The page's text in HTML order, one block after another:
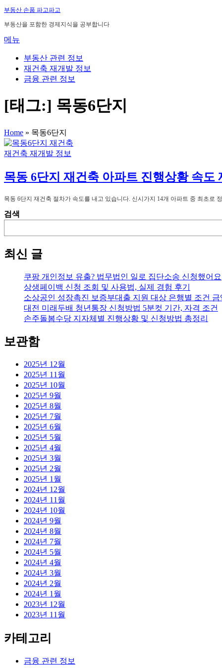
내
용
로
부동산 손품 파고파고
부동산을 포함한 경제지식을 공부합니다
메뉴
부동산 관련 정보
재건축 재개발 정보
금융 관련 정보
[태그:] 목동6단지
Home » 목동6단지
재건축 재개발 정보
목동 6단지 재건축 아파트 진행상황 속도
목동 6단지 재건축 절차가 속도를 내고 있습니다. 신시가지 14개 아파트 중 최초
검색
최신 글
쿠팡 개인정보 유출? 법무법인 일로 집단소송 신청했어요
상생페이백 신청 조회 및 사용법, 실제 경험 후기
소상공인 성장촉진 보증부대출 지원 대상 은행별 조건 금
대전 미래두배 청년통장 신청방법 5분컷 기간, 자격 조건
손주돌봄수당 지자체별 진행상황 및 신청방법 총정리
보관함
2025년 12월
2025년 11월
2025년 10월
2025년 9월
2025년 8월
2025년 7월
2025년 6월
2025년 5월
2025년 4월
2025년 3월
2025년 2월
2025년 1월
2024년 12월
2024년 11월
2024년 10월
2024년 9월
2024년 8월
2024년 7월
2024년 5월
2024년 4월
2024년 3월
2024년 2월
2024년 1월
2023년 12월
2023년 11월
카테고리
금융 관련 정보